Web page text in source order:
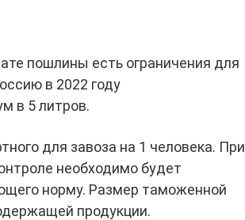
пошлины есть ограничения для
в 2022 году
в 5 литров.
для завоза на 1 человека. При
необходимо будет
норму. Размер таможенной
продукции.